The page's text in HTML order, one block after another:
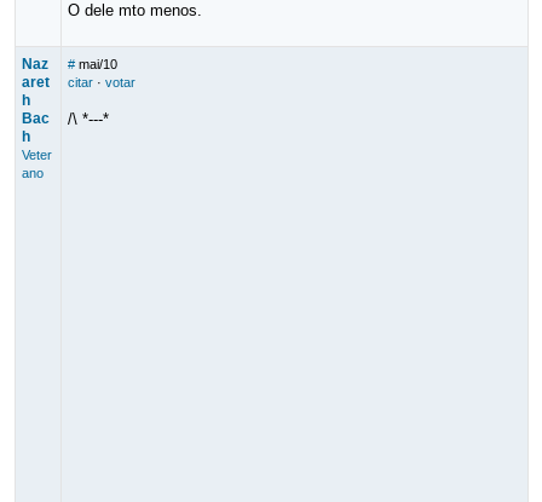
O dele mto menos.
Naz
aret
h
Bac
h
Veter
ano
# mai/10
citar· votar
/\ *---*